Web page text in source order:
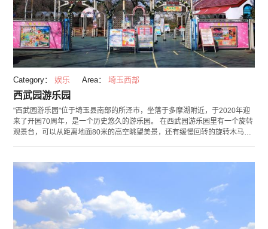
Category： 娱乐 Area： 埼玉西部
西武园游乐园
"西武园游乐园"位于埼玉县南部的所泽市，坐落于多摩湖附近，于2020年迎
来了开园70周年，是一个历史悠久的游乐园。 在西武园游乐园里有一个旋转
观景台，可以从距离地面80米的高空眺望美景，还有缓慢回转的旋转木马等
厅，可使您安心用餐和休息。这是一个可以尽情游玩一天的观光景点。夏天
还开放游泳池，游客很多，热闹非凡。 晚上举办夜间活动“灯光秀”。色彩缤
纷的照明为园内增添了色彩，营造出梦幻般的氛围。部分游乐设施在夜间也
开放，从摩天轮可以俯瞰整个游乐园。